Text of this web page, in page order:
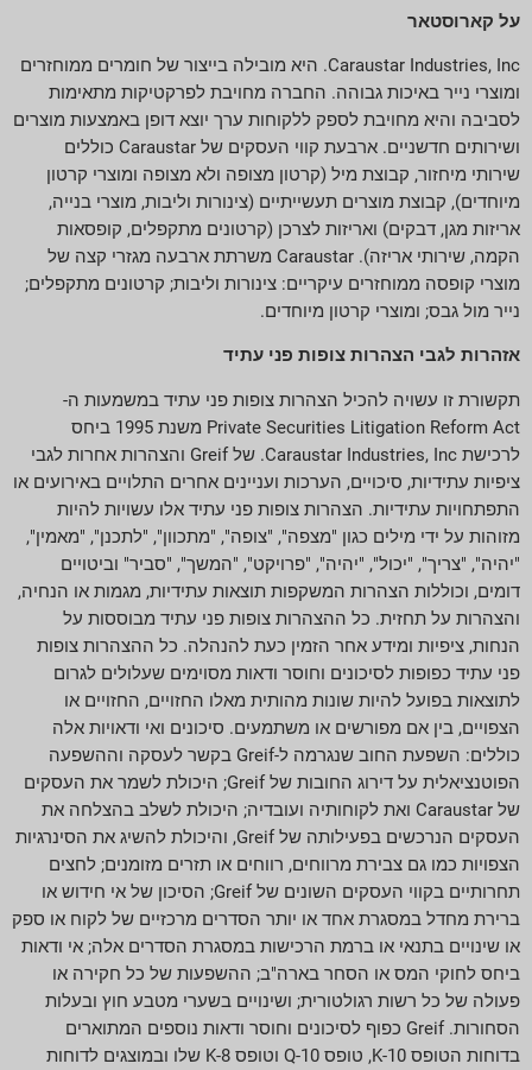
על קארוסטאר
Caraustar Industries, Inc. היא מובילה בייצור של חומרים ממוחזרים
ומוצרי נייר באיכות גבוהה. החברה מחויבת לפרקטיקות מתאימות
לסביבה והיא מחויבת לספק ללקוחות ערך יוצא דופן באמצעות מוצרים
ושירותים חדשניים. ארבעת קווי העסקים של Caraustar כוללים
שירותי מיחזור, קבוצת מיל (קרטון מצופה ולא מצופה ומוצרי קרטון
מיוחדים), קבוצת מוצרים תעשייתיים (צינורות וליבות, מוצרי בנייה,
אריזות מגן, דבקים) ואריזות לצרכן (קרטונים מתקפלים, קופסאות
הקמה, שירותי אריזה). Caraustar משרתת ארבעה מגזרי קצה של
מוצרי קופסה ממוחזרים עיקריים: צינורות וליבות; קרטונים מתקפלים;
נייר מול גבס; ומוצרי קרטון מיוחדים.
אזהרות לגבי הצהרות צופות פני עתיד
תקשורת זו עשויה להכיל הצהרות צופות פני עתיד במשמעות ה-
Private Securities Litigation Reform Act משנת 1995 ביחס
לרכישת Caraustar Industries, Inc. של Greif והצהרות אחרות לגבי
ציפיות עתידיות, סיכויים, הערכות ועניינים אחרים התלויים באירועים או
התפתחויות עתידיות. הצהרות צופות פני עתיד אלו עשויות להיות
מזוהות על ידי מילים כגון "מצפה", "צופה", "מתכוון", "לתכנן", "מאמין",
"יהיה", "צריך", "יכול", "יהיה", "פרויקט", "המשך", "סביר" וביטויים
דומים, וכוללות הצהרות המשקפות תוצאות עתידיות, מגמות או הנחיה,
והצהרות על תחזית. כל ההצהרות צופות פני עתיד מבוססות על
הנחות, ציפיות ומידע אחר הזמין כעת להנהלה. כל ההצהרות צופות
פני עתיד כפופות לסיכונים וחוסר ודאות מסוימים שעלולים לגרום
לתוצאות בפועל להיות שונות מהותית מאלו החזויים, החזויים או
הצפויים, בין אם מפורשים או משתמעים. סיכונים ואי ודאויות אלה
כוללים: השפעת החוב שנגרמה ל-Greif בקשר לעסקה וההשפעה
הפוטנציאלית על דירוג החובות של Greif; היכולת לשמר את העסקים
של Caraustar ואת לקוחותיה ועובדיה; היכולת לשלב בהצלחה את
העסקים הנרכשים בפעילותה של Greif, והיכולת להשיג את הסינרגיות
הצפויות כמו גם צבירת מרווחים, רווחים או תזרים מזומנים; לחצים
תחרותיים בקווי העסקים השונים של Greif; הסיכון של אי חידוש או
ברירת מחדל במסגרת אחד או יותר הסדרים מרכזיים של לקוח או ספק
או שינויים בתנאי או ברמת הרכישות במסגרת הסדרים אלה; אי ודאות
ביחס לחוקי המס או הסחר בארה"ב; ההשפעות של כל חקירה או
פעולה של כל רשות רגולטורית; ושינויים בשערי מטבע חוץ ובעלות
הסחורות. Greif כפוף לסיכונים וחוסר ודאות נוספים המתוארים
בדוחות הטופס 10-K, טופס 10-Q וטופס 8-K שלו ובמוצגים לדוחות